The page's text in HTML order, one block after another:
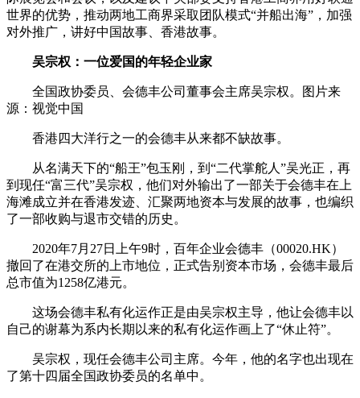
世界的优势，推动两地工商界采取团队模式“并船出海”，加强
对外推广，讲好中国故事、香港故事。
吴宗权：一位爱国的年轻企业家
全国政协委员、会德丰公司董事会主席吴宗权。图片来
源：视觉中国
香港四大洋行之一的会德丰从来都不缺故事。
从名满天下的“船王”包玉刚，到“二代掌舵人”吴光正，再
到现任“富三代”吴宗权，他们对外输出了一部关于会德丰在上
海滩成立并在香港发迹、汇聚两地资本与发展的故事，也编织
了一部收购与退市交错的历史。
2020年7月27日上午9时，百年企业会德丰（00020.HK）
撤回了在港交所的上市地位，正式告别资本市场，会德丰最后
总市值为1258亿港元。
这场会德丰私有化运作正是由吴宗权主导，他让会德丰以
自己的谢幕为系内长期以来的私有化运作画上了“休止符”。
吴宗权，现任会德丰公司主席。今年，他的名字也出现在
了第十四届全国政协委员的名单中。